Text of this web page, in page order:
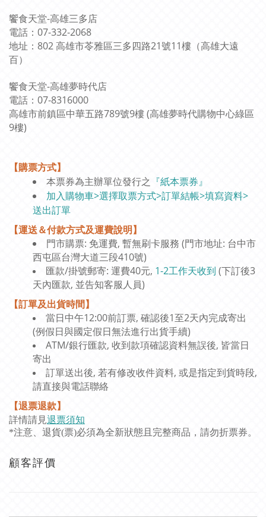
饗食天堂-高雄三多店
電話：07-332-2068
地址：802 高雄市苓雅區三多四路21號11樓（高雄大遠
百）
饗食天堂-高雄夢時代店
電話：07-8316000
高雄市前鎮區中華五路789號9樓 (高雄夢時代購物中心綠區
9樓)
【購票方式】
本票券為主辦單位發行之 『紙本票券』
加入購物車>選擇取票方式>訂單結帳>填寫資料>
送出訂單
【運送＆付款方式及運費說明】
門市購票: 免運費, 暫無刷卡服務 (門市地址: 台中市
西屯區台灣大道三段410號)
匯款/掛號郵寄: 運費40元, 1-2工作天收到 (下訂後3
天內匯款, 並告知客服人員)
【訂單及出貨時間】
當日中午12:00前訂票, 確認後1至2天內完成寄出
(例假日與國定假日無法進行出貨手續)
ATM/銀行匯款, 收到款項確認資料無誤後, 皆當日
寄出
訂單送出後, 若有修改收件資料, 或是指定到貨時段,
請直接與電話聯絡
【退票退款】
詳情請見退票須知
*注意、退貨(票)必須為全新狀態且完整商品，請勿折票券。
顧客評價